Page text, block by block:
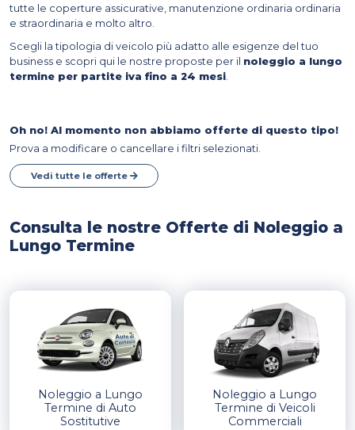
tutte le coperture assicurative, manutenzione ordinaria ordinaria
e straordinaria e molto altro.
Scegli la tipologia di veicolo più adatto alle esigenze del tuo
business e scopri qui le nostre proposte per il noleggio a lungo
termine per partite iva fino a 24 mesi
Oh no! Al momento non abbiamo offerte di questo tipo!
Prova a modificare o cancellare i filtri selezionati.
Vedi tutte le offerte
Consulta le nostre Offerte di Noleggio a
Lungo Termine
Noleggio a Lungo
Termine di Auto
Sostitutive
Noleggio a Lungo
Termine di Veicoli
Commerciali